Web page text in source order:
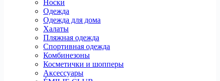
Носки
Одежда
Одежда для дома
Халаты
Пляжная одежда
Спортивная одежда
Комбинезоны
Косметички и шопперы
Аксессуары